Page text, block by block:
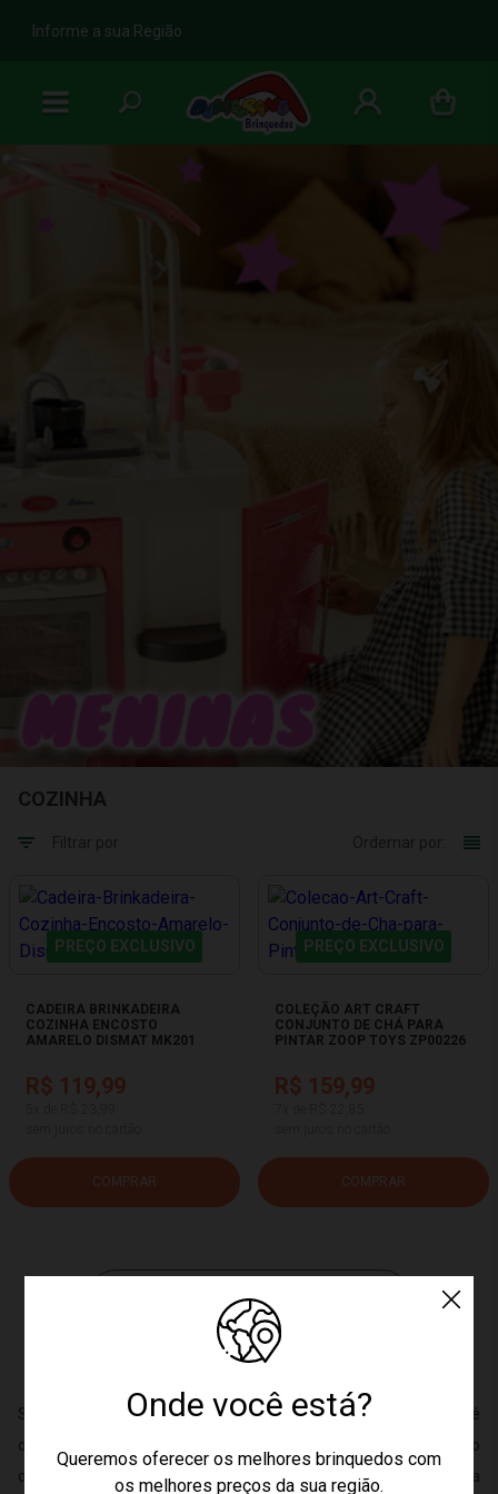
b
Informe a sua Região
Onde você está?
Queremos oferecer os melhores brinquedos com
os melhores preços da sua região.
COZINHA
PREÇO EXCLUSIVO
CADEIRA BRINKADEIRA
COZINHA ENCOSTO
AMARELO DISMAT MK201
R$ 119,99
COMPRAR
PREÇO EXCLUSIVO
COLEÇÃO ART CRAFT
CONJUNTO DE CHÁ PARA
PINTAR ZOOP TOYS ZP00226
R$ 159,99
COMPRAR
CARREGAR MAIS PRODUTOS
Se você está em busca de presente para meninas, a Bumerang é
o lugar ideal! Os brinquedos são essenciais para o aprendizado
das pequenas, afinal, eles podem ajudar a criança perder a